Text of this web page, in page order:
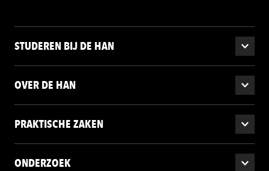
STUDEREN BIJ DE HAN
OVER DE HAN
PRAKTISCHE ZAKEN
ONDERZOEK